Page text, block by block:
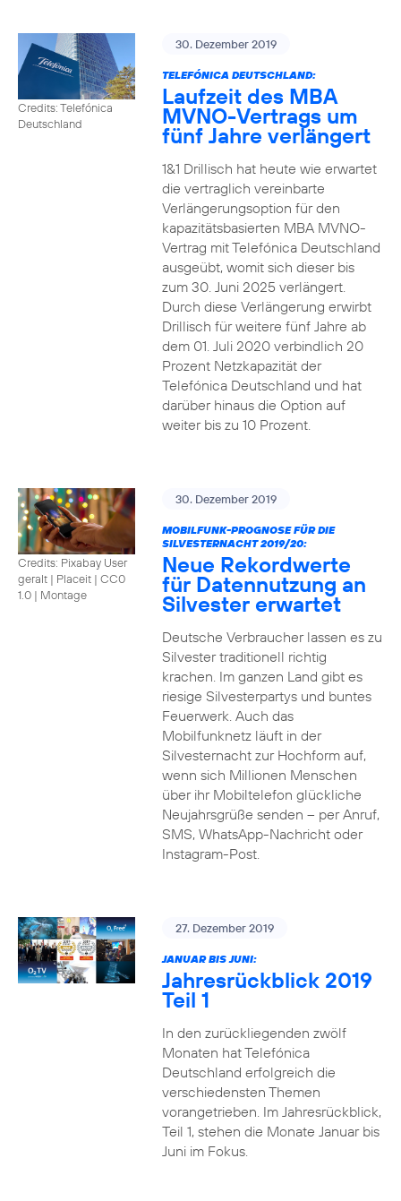
Credits: Telefónica
Deutschland
30. Dezember 2019
TELEFÓNICA DEUTSCHLAND:
Laufzeit des MBA
MVNO-Vertrags um
fünf Jahre verlängert
1&1 Drillisch hat heute wie erwartet
die vertraglich vereinbarte
Verlängerungsoption für den
kapazitätsbasierten MBA MVNO-
Vertrag mit Telefónica Deutschland
ausgeübt, womit sich dieser bis
zum 30. Juni 2025 verlängert.
Durch diese Verlängerung erwirbt
Drillisch für weitere fünf Jahre ab
dem 01. Juli 2020 verbindlich 20
Prozent Netzkapazität der
Telefónica Deutschland und hat
darüber hinaus die Option auf
weiter bis zu 10 Prozent.
Credits: Pixabay User
geralt | Placeit | CC0
1.0 | Montage
30. Dezember 2019
MOBILFUNK-PROGNOSE FÜR DIE
SILVESTERNACHT 2019/20:
Neue Rekordwerte
für Datennutzung an
Silvester erwartet
Deutsche Verbraucher lassen es zu
Silvester traditionell richtig
krachen. Im ganzen Land gibt es
riesige Silvesterpartys und buntes
Feuerwerk. Auch das
Mobilfunknetz läuft in der
Silvesternacht zur Hochform auf,
wenn sich Millionen Menschen
über ihr Mobiltelefon glückliche
Neujahrsgrüße senden – per Anruf,
SMS, WhatsApp-Nachricht oder
Instagram-Post.
27. Dezember 2019
JANUAR BIS JUNI:
Jahresrückblick 2019
Teil 1
In den zurückliegenden zwölf
Monaten hat Telefónica
Deutschland erfolgreich die
verschiedensten Themen
vorangetrieben. Im Jahresrückblick,
Teil 1, stehen die Monate Januar bis
Juni im Fokus.